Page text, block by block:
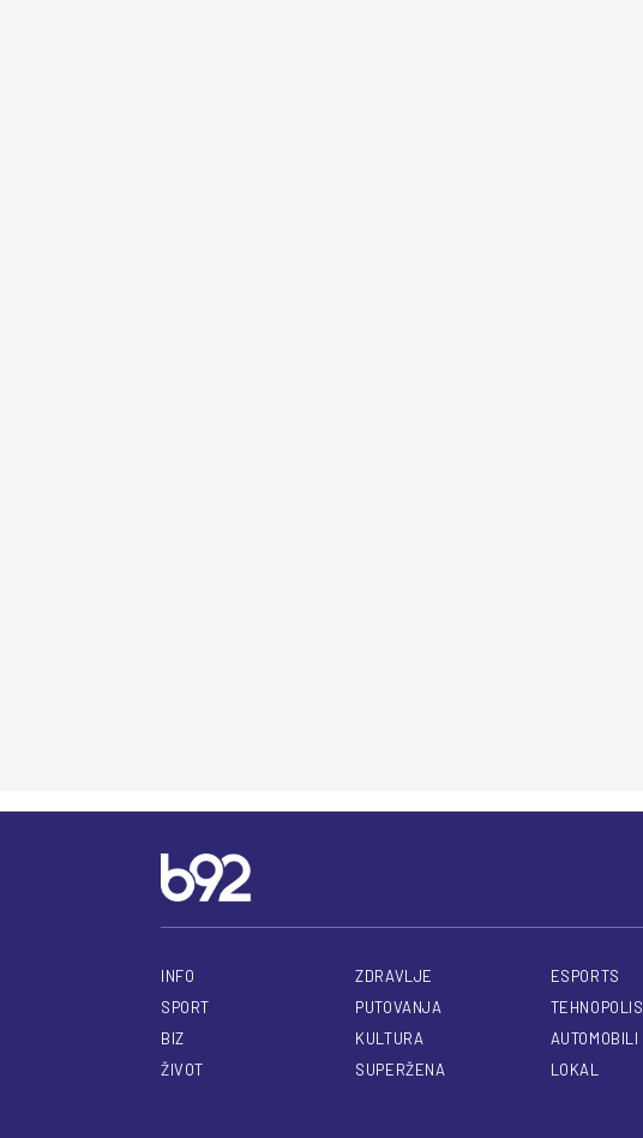
INFO
SPORT
BIZ
ŽIVOT
ZDRAVLJE
PUTOVANJA
KULTURA
SUPERŽENA
ESPORTS
TEHNOPOLIS
AUTOMOBILI
LOKAL